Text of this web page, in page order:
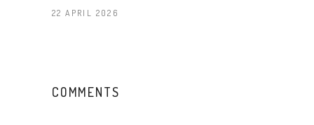
22 APRIL 2026
COMMENTS